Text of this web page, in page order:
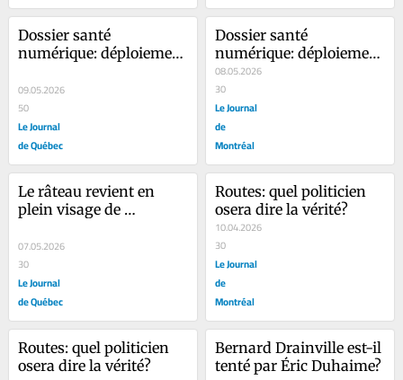
Dossier santé
numérique: déploiement
09.05.2026
50
Le Journal
de Québec
Dossier santé
numérique: déploiement
sous tension
08.05.2026
30
Le Journal
de
Montréal
Le râteau revient en
plein visage de
07.05.2026
30
Le Journal
de Québec
Routes: quel politicien
osera dire la vérité?
10.04.2026
30
Le Journal
de
Montréal
Routes: quel politicien
osera dire la vérité?
Bernard Drainville est-il
tenté par Éric Duhaime?